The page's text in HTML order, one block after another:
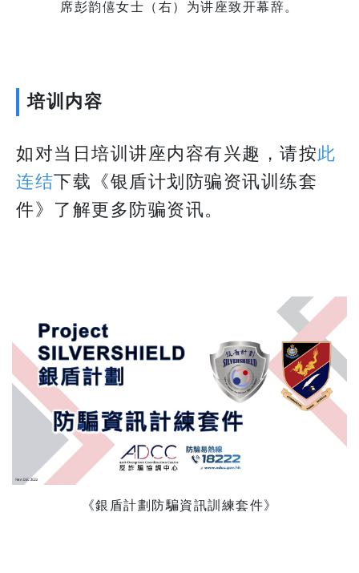
席彭韵僖女士（右）为讲座致开幕辞。
培训内容
如对当日培训讲座内容有兴趣，请按此
连结下载《银盾计划防骗资讯训练套
件》了解更多防骗资讯。
《銀盾計劃防騙資訊訓練套件》